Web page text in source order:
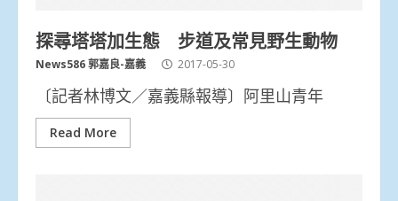
探尋塔塔加生態 步道及常見野生動物
News586 郭嘉良-嘉義 2017-05-30
〔記者林博文／嘉義縣報導〕阿里山青年
Read More